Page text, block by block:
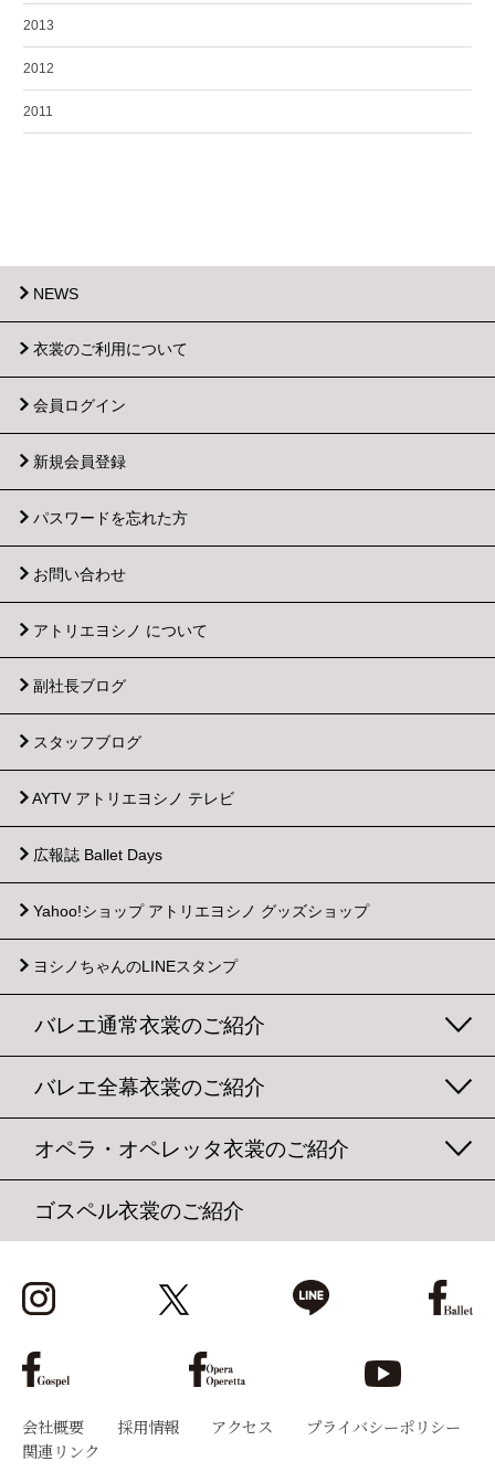
2013
2012
2011
NEWS
衣裳のご利用について
会員ログイン
新規会員登録
パスワードを忘れた方
お問い合わせ
アトリエヨシノ について
副社長ブログ
スタッフブログ
AYTV アトリエヨシノ テレビ
広報誌 Ballet Days
Yahoo!ショップ アトリエヨシノ グッズショップ
ヨシノちゃんのLINEスタンプ
バレエ通常衣裳のご紹介
バレエ全幕衣裳のご紹介
オペラ・オペレッタ衣裳のご紹介
ゴスペル衣裳のご紹介
会社概要 採用情報 アクセス
プライバシーポリシー
関連リンク